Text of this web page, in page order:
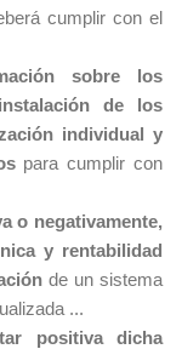
cumplir con el
sobre los
de los
individual y
para cumplir con
o negativamente,
y rentabilidad
de un sistema
...
positiva dicha